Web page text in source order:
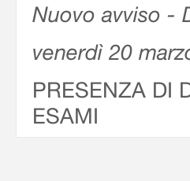
Nuovo avviso -
venerdì 20
PRESENZA DI
ESAMI